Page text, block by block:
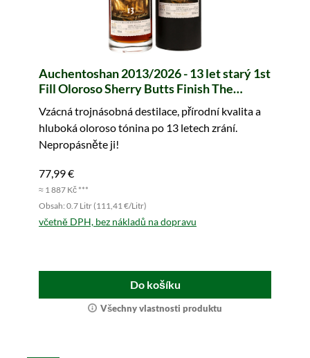
Auchentoshan 2013/2026 - 13 let starý 1st
Fill Oloroso Sherry Butts Finish The
Monuments of Scotland (Signatory)
Vzácná trojnásobná destilace, přírodní kvalita a
hluboká oloroso tónina po 13 letech zrání.
Nepropásněte ji!
77,99 €
≈ 1 887 Kč ***
Obsah: 0.7 Litr (111,41 €/Litr)
včetně DPH, bez nákladů na dopravu
Do košíku
Všechny vlastnosti produktu